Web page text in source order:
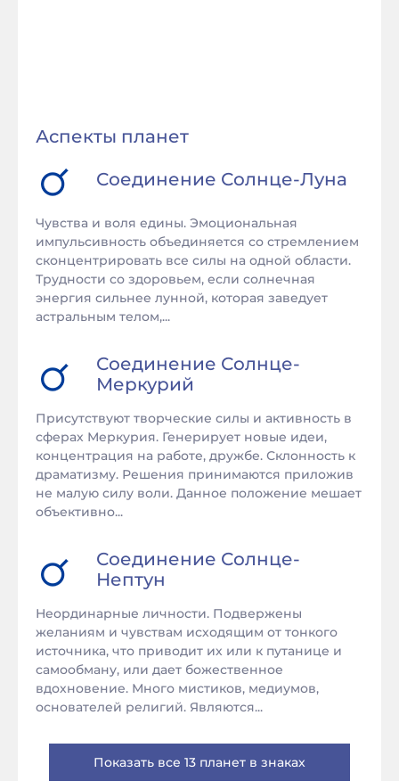
Аспекты планет
Соединение Солнце-Луна
Чувства и воля едины. Эмоциональная
импульсивность объединяется со стремлением
сконцентрировать все силы на одной области.
Трудности со здоровьем, если солнечная
энергия сильнее лунной, которая заведует
астральным телом,...
Соединение Солнце-
Меркурий
Присутствуют творческие силы и активность в
сферах Меркурия. Генерирует новые идеи,
концентрация на работе, дружбе. Склонность к
драматизму. Решения принимаются приложив
не малую силу воли. Данное положение мешает
объективно...
Соединение Солнце-
Нептун
Неординарные личности. Подвержены
желаниям и чувствам исходящим от тонкого
источника, что приводит их или к путанице и
самообману, или дает божественное
вдохновение. Много мистиков, медиумов,
основателей религий. Являются...
Показать все 13 планет в знаках